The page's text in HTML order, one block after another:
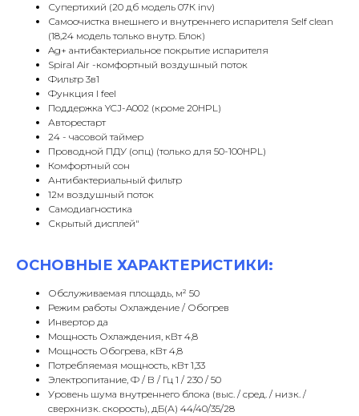
Супертихий (20 дб модель 07К inv)
Самоочистка внешнего и внутреннего испарителя Self clean
(18,24 модель только внутр. Блок)
Ag+ антибактериальное покрытие испарителя
Spiral Air -комфортный воздушный поток
Фильтр 3в1
Функция I feel
Поддержка YCJ-A002 (кроме 20HPL)
Авторестарт
24 - часовой таймер
Проводной ПДУ (опц) (только для 50-100HPL)
Комфортный сон
Антибактериальный фильтр
12м воздушный поток
Самодиагностика
Скрытый дисплей"
ОСНОВНЫЕ ХАРАКТЕРИСТИКИ:
Обслуживаемая площадь, м² 50
Режим работы Охлаждение / Обогрев
Инвертор да
Мощность Охлаждения, кВт 4,8
Мощность Обогрева, кВт 4,8
Потребляемая мощность, кВт 1,33
Электропитание, Ф / В / Гц 1 / 230 / 50
Уровень шума внутреннего блока (выс. / сред. / низк. /
сверхнизк. скорость), дБ(А) 44/40/35/28